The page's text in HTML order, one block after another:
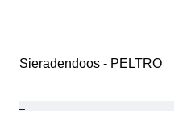
Sieradendoos - PELTRO